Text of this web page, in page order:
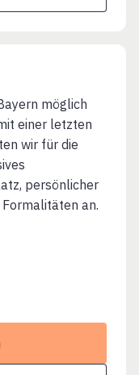
möglich
einer letzten
wir für die
persönlicher
an.